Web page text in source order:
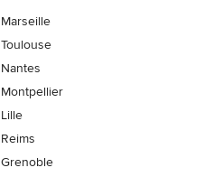
Marseille
Toulouse
Nantes
Montpellier
Lille
Reims
Grenoble